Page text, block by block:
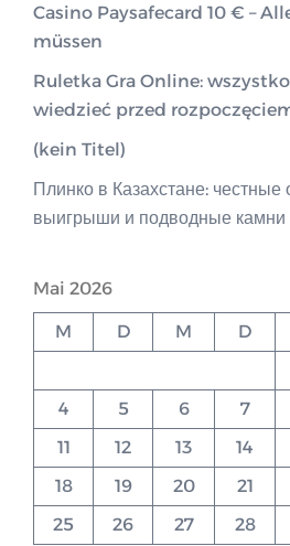
Casino Paysafecard 10 € –
müssen
Ruletka Gra Online:
wiedzieć przed
(kein Titel)
Плинко в Казахстане:
выигрыши и подводные камни
Mai 2026
M D M D
4
5 6 7
11
12 13 14
18
19 20 21
25
26 27 28